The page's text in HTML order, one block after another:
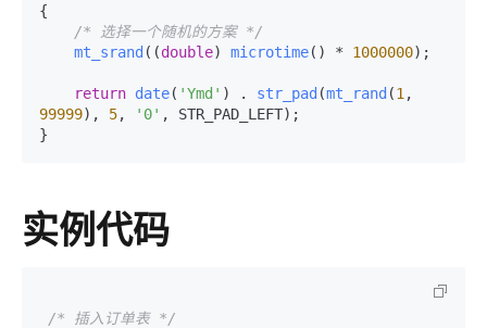
{
/* 选择一个随机的方案 */
mt_srand ((double) microtime() * 1000000);
return date( 'Ymd' ) . str_pad (mt_rand (1
99999), 5, '0' , STR_PAD_LEFT);
实例代码
/* 插入订单表 */